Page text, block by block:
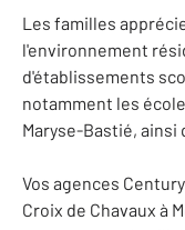
Les familles
l'environnement
d'établissements
notamment les
Maryse-Bastié,
Vos agences
Croix de Chavaux à